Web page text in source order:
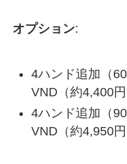
オプション:
4ハンド追加（
VND（約4,400円
4ハンド追加（
VND（約4,950円